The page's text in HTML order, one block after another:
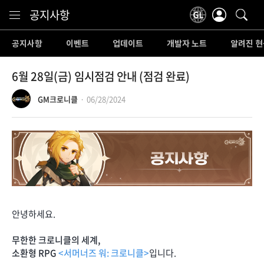
공지사항
공지사항 이벤트 업데이트 개발자 노트 알려진
6월 28일(금) 임시점검 안내 (점검 완료)
GM크로니클 06/28/2024
안녕하세요.
무한한 크로니클의 세계,
소환형 RPG<서머너즈 워: 크로니클>입니다.